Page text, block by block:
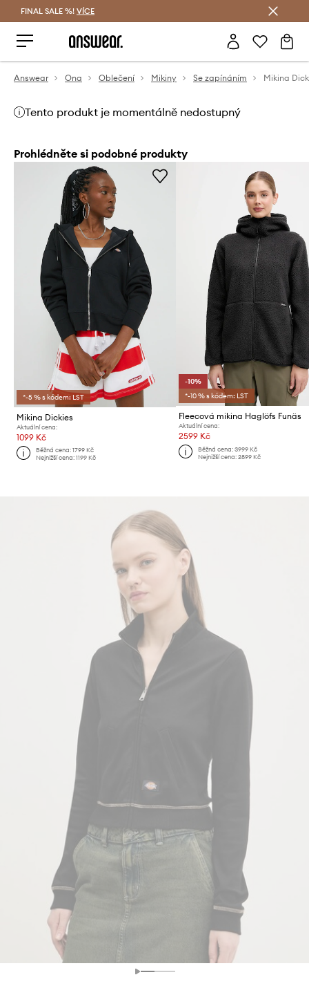
FINAL SALE %! VÍCE
Answear Ona Oblečení Mikiny Se zapínáním Mikina
Tento produkt je momentálně nedostupný
Prohlédněte si podobné produkty
*-5 % s kódem: LST
Mikina Dickies
Aktuální cena:
1099 Kč
Běžná cena:1799 Kč
Nejnižší cena:1199 Kč
-10%
*-10 % s kódem: LST
Fleecová mikina Haglöfs Funäs
Aktuální cena:
2599 Kč
Běžná cena: 3999 Kč
Nejnižší cena: 2899 Kč